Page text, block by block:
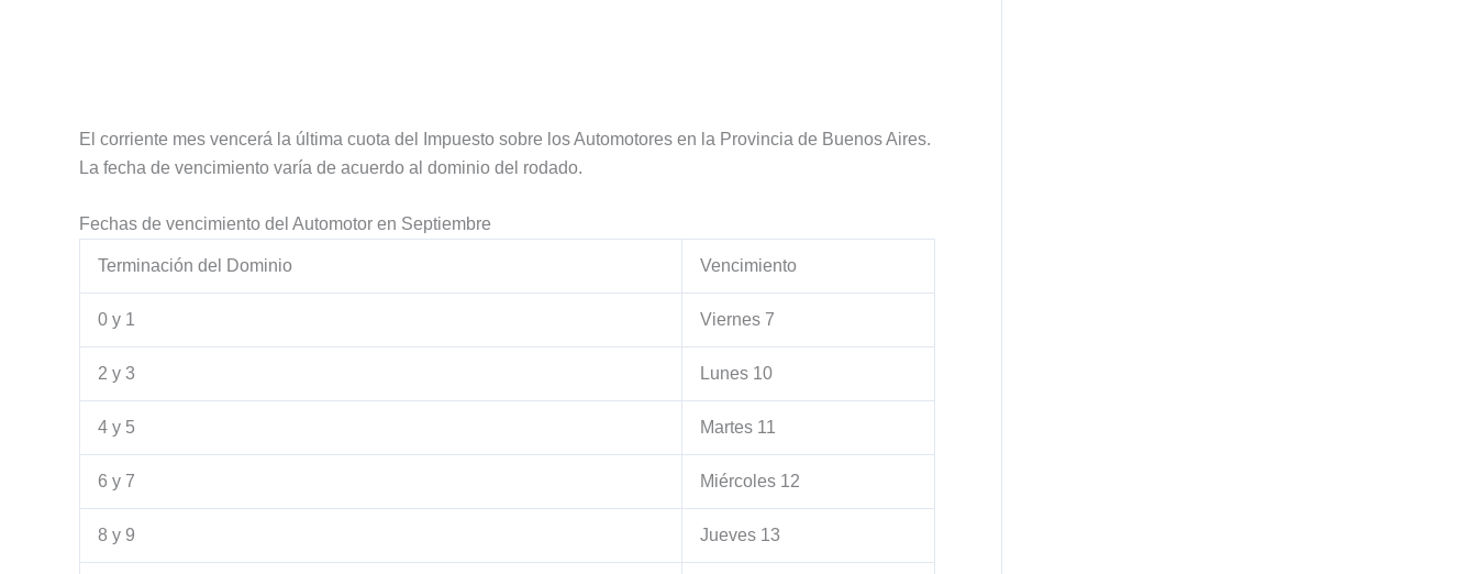
El corriente mes vencerá la última cuota del Impuesto sobre los Automotores en la Provincia de Buenos Aires.
La fecha de vencimiento varía de acuerdo al dominio del rodado.
Fechas de vencimiento del Automotor en Septiembre
Terminación del Dominio Vencimiento
0 y 1 Viernes 7
2 y 3 Lunes 10
4 y 5 Martes 11
6 y 7 Miércoles 12
8 y 9 Jueves 13